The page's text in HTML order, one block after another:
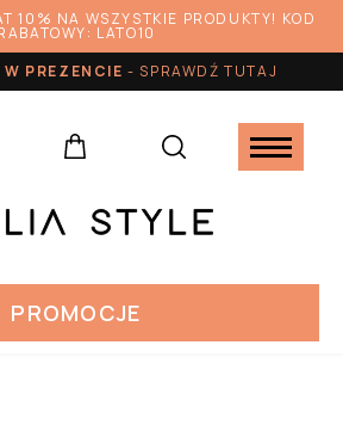
10% NA WSZYSTKIE PRODUKTY! KOD
LATO10
W PREZENCIE-SPRAWDŹ TUTAJ
PROMOCJE